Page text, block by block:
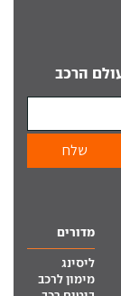
הרכב
מדורים
ליסינג
מימון לרכב